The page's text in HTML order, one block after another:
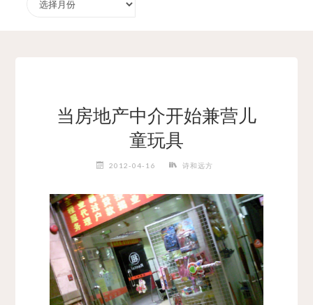
当房地产中介开始兼营儿
童玩具
2012-04-16 诗和远方